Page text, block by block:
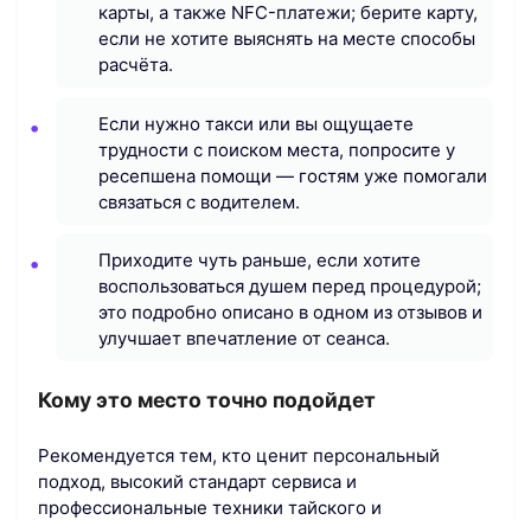
карты, а также NFC-платежи; берите карту,
если не хотите выяснять на месте способы
расчёта.
Если нужно такси или вы ощущаете
трудности с поиском места, попросите у
ресепшена помощи — гостям уже помогали
связаться с водителем.
Приходите чуть раньше, если хотите
воспользоваться душем перед процедурой;
это подробно описано в одном из отзывов и
улучшает впечатление от сеанса.
Кому это место точно подойдет
Рекомендуется тем, кто ценит персональный
подход, высокий стандарт сервиса и
профессиональные техники тайского и